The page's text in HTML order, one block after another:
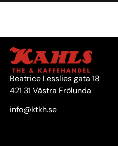
Beatrice Lesslies gata 18
421 31 Västra Frölunda
info@ktkh.se